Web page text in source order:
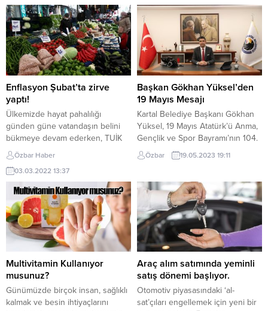
Enflasyon Şubat’ta zirve
yaptı!
Ülkemizde hayat pahalılığı
günden güne vatandaşın belini
bükmeye devam ederken, TUİK
Şubat ayı enflasyon rakamlarını
açıkladı Türkiye İstatistik Kurumu
(TÜİK) tarafından paylaşılan
verilere göre, tüketici fiyatları aylık
bazda yüzde 4,81 yıllık enflasyon
yüzde 54,44 olarak gerçekleşti.
Böylelikle TÜFE Nisan 2022
sonrası zirveyi gördü.
Özbar Haber
03.03.2022 13:37
Başkan Gökhan Yüksel’den
19 Mayıs Mesajı
Kartal Belediye Başkanı Gökhan
Yüksel, 19 Mayıs Atatürk’ü Anma,
Gençlik ve Spor Bayramı’nın 104.
yılında bir kutlama mesajı
yayımladı. Başkan Yüksel, ;Ulu
yarınlara gençlerin
taşıyabileceğini ve Türkiye’nin
kaderini değiştirecek gücün,
çağdaş zihniyetle yetişen
kuşaklarda olduğunu görmüştür.
Bir milleti aydınlık yarınlara
gençlerin taşıyabileceğini ve
Türkiye’nin kaderini
değiştirecek...
Özbar 19.05.2023 19:11
Multivitamin Kullanıyor
musunuz?
Günümüzde birçok insan, sağlıklı
kalmak ve besin ihtiyaçlarını
Araç alım satımında yeminli
satış dönemi başlıyor.
Otomotiv piyasasındaki ‘al-
sat’çıları engellemek için yeni bir